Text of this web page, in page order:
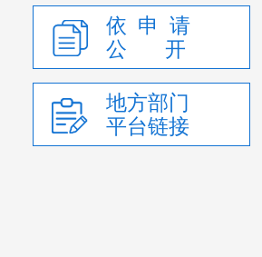
依 申 请
公 开
地方部门
平台链接